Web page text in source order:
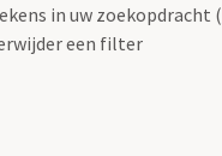
in uw zoekopdracht (
een filter